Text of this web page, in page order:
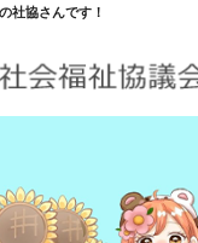
社協さんです！